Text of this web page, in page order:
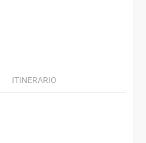
ITINERARIO